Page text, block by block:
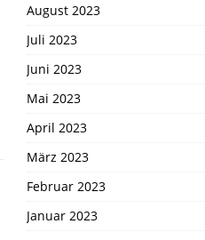
August 2023
Juli 2023
Juni 2023
Mai 2023
April 2023
März 2023
Februar 2023
Januar 2023